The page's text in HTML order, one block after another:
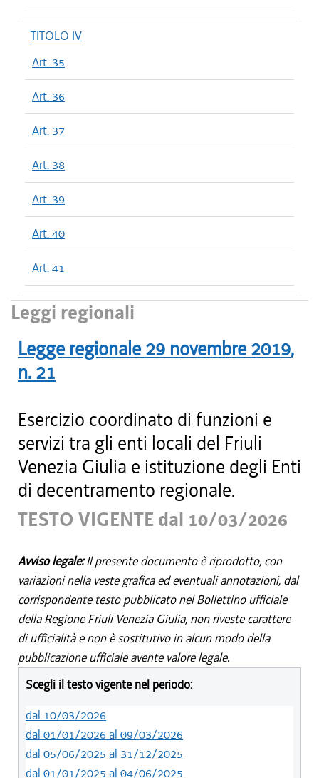
TITOLO IV
Art. 35
Art. 36
Art. 37
Art. 38
Art. 39
Art. 40
Art. 41
Leggi regionali
Legge regionale 29 novembre 2019,
n. 21
Esercizio coordinato di funzioni e
servizi tra gli enti locali del Friuli
Venezia Giulia e istituzione degli Enti
di decentramento regionale.
TESTO VIGENTE dal 10/03/2026
Avviso legale:Il presente documento è riprodotto, con
variazioni nella veste grafica ed eventuali annotazioni, dal
corrispondente testo pubblicato nel Bollettino ufficiale
della Regione Friuli Venezia Giulia, non riveste carattere
di ufficialità e non è sostitutivo in alcun modo della
pubblicazione ufficiale avente valore legale.
Scegli il testo vigente nel periodo:
dal 10/03/2026
dal 01/01/2026 al 09/03/2026
dal 05/06/2025 al 31/12/2025
dal 01/01/2025 al 04/06/2025